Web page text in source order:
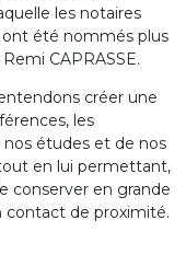
les notaires
ont été nommés plus
CAPRASSE.
créer une
les
études et de nos
en lui permettant,
conserver en grande
contact de proximité.